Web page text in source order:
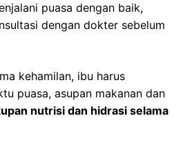
puasa dengan baik,
dengan dokter sebelum
kehamilan, ibu harus
puasa, asupan makanan dan
nutrisi dan hidrasi selama